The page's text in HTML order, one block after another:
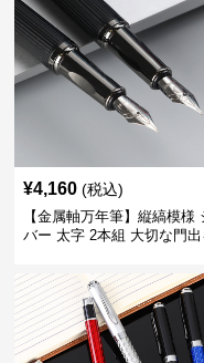
¥4,160 (税込)
【金属軸万年筆】縦縞模様
バー 太字 2本組 大切な門
ト